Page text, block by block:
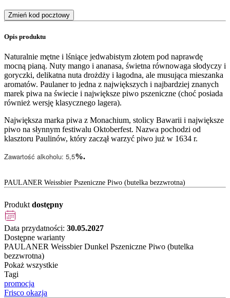
Zmień kod pocztowy
Opis produktu
Naturalnie mętne i lśniące jedwabistym złotem pod naprawdę
mocną pianą. Nuty mango i ananasa, świetna równowaga słodyczy i
goryczki, delikatna nuta drożdży i łagodna, ale musująca mieszanka
aromatów. Paulaner to jedna z największych i najbardziej znanych
marek piwa na świecie i największe piwo pszeniczne (choć posiada
również wersję klasycznego lagera).
Największa marka piwa z Monachium, stolicy Bawarii i największe
piwo na słynnym festiwalu Oktoberfest. Nazwa pochodzi od
klasztoru Paulinów, który zaczął warzyć piwo już w 1634 r.
Zawartość alkoholu: 5,5%.
PAULANER Weissbier Pszeniczne Piwo (butelka bezzwrotna)
Produkt dostępny
Data przydatności: 30.05.2027
Dostępne warianty
PAULANER Weissbier Dunkel Pszeniczne Piwo (butelka
bezzwrotna)
Pokaż wszystkie
Tagi
promocja
Frisco okazja